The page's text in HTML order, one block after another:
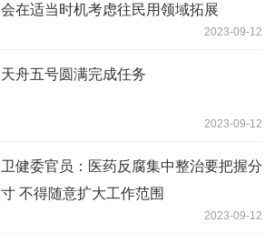
会在适当时机考虑往民用领域拓展
2023-09-12
天舟五号圆满完成任务
2023-09-12
卫健委官员：医药反腐集中整治要把握分
寸 不得随意扩大工作范围
2023-09-12